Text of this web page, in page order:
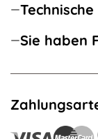
Sie haben